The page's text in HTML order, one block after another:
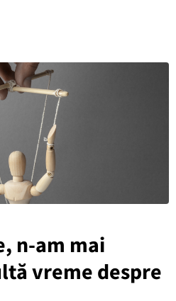
n-am mai
vreme despre